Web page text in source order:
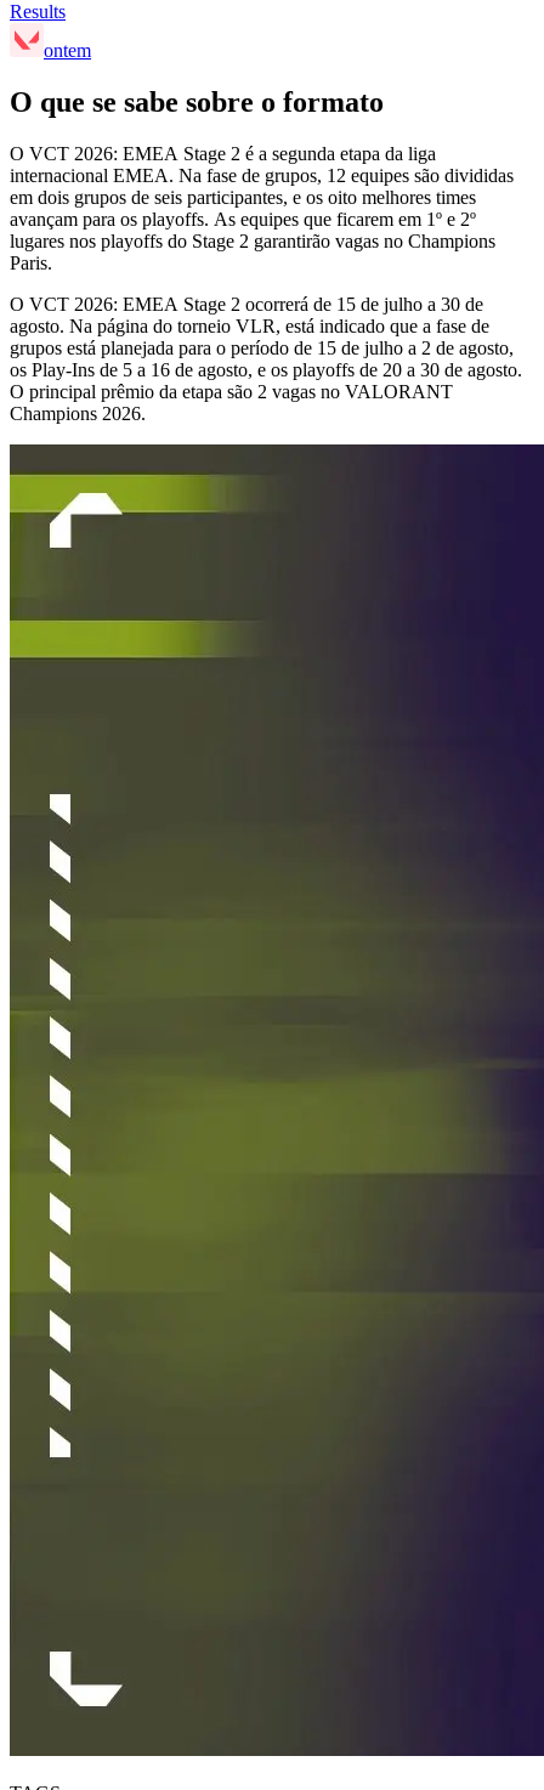
Results
ontem
O que se sabe sobre o formato
O VCT 2026: EMEA Stage 2 é a segunda etapa da liga
internacional EMEA. Na fase de grupos, 12 equipes são divididas
em dois grupos de seis participantes, e os oito melhores times
avançam para os playoffs. As equipes que ficarem em 1º e 2º
lugares nos playoffs do Stage 2 garantirão vagas no Champions
Paris.
O VCT 2026: EMEA Stage 2 ocorrerá de 15 de julho a 30 de
agosto. Na página do torneio VLR, está indicado que a fase de
grupos está planejada para o período de 15 de julho a 2 de agosto,
os Play-Ins de 5 a 16 de agosto, e os playoffs de 20 a 30 de agosto.
O principal prêmio da etapa são 2 vagas no VALORANT
Champions 2026.